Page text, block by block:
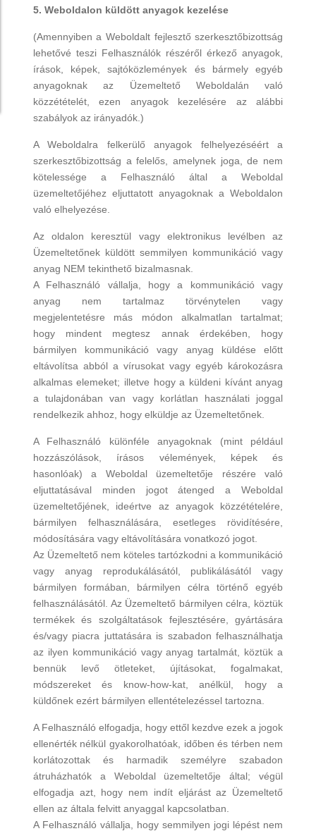
5. Weboldalon küldött anyagok kezelése
(Amennyiben a Weboldalt fejlesztő szerkesztőbizottság
lehetővé teszi Felhasználók részéről érkező anyagok,
írások, képek, sajtóközlemények és bármely egyéb
anyagoknak az Üzemeltető Weboldalán való
közzétételét, ezen anyagok kezelésére az alábbi
szabályok az irányadók.)
A Weboldalra felkerülő anyagok felhelyezéséért a
szerkesztőbizottság a felelős, amelynek joga, de nem
kötelessége a Felhasználó által a Weboldal
üzemeltetőjéhez eljuttatott anyagoknak a Weboldalon
való elhelyezése.
Az oldalon keresztül vagy elektronikus levélben az
Üzemeltetőnek küldött semmilyen kommunikáció vagy
anyag NEM tekinthető bizalmasnak.
A Felhasználó vállalja, hogy a kommunikáció vagy
anyag nem tartalmaz törvénytelen vagy
megjelentetésre más módon alkalmatlan tartalmat;
hogy mindent megtesz annak érdekében, hogy
bármilyen kommunikáció vagy anyag küldése előtt
eltávolítsa abból a vírusokat vagy egyéb károkozásra
alkalmas elemeket; illetve hogy a küldeni kívánt anyag
a tulajdonában van vagy korlátlan használati joggal
rendelkezik ahhoz, hogy elküldje az Üzemeltetőnek.
A Felhasználó különféle anyagoknak (mint például
hozzászólások, írásos vélemények, képek és
hasonlóak) a Weboldal üzemeltetője részére való
eljuttatásával minden jogot átenged a Weboldal
üzemeltetőjének, ideértve az anyagok közzétételére,
bármilyen felhasználására, esetleges rövidítésére,
módosítására vagy eltávolítására vonatkozó jogot.
Az Üzemeltető nem köteles tartózkodni a kommunikáció
vagy anyag reprodukálásától, publikálásától vagy
bármilyen formában, bármilyen célra történő egyéb
felhasználásától. Az Üzemeltető bármilyen célra, köztük
termékek és szolgáltatások fejlesztésére, gyártására
és/vagy piacra juttatására is szabadon felhasználhatja
az ilyen kommunikáció vagy anyag tartalmát, köztük a
bennük levő ötleteket, újításokat, fogalmakat,
módszereket és know-how-kat, anélkül, hogy a
küldőnek ezért bármilyen ellentételezéssel tartozna.
A Felhasználó elfogadja, hogy ettől kezdve ezek a jogok
ellenérték nélkül gyakorolhatóak, időben és térben nem
korlátozottak és harmadik személyre szabadon
átruházhatók a Weboldal üzemeltetője által; végül
elfogadja azt, hogy nem indít eljárást az Üzemeltető
ellen az általa felvitt anyaggal kapcsolatban.
A Felhasználó vállalja, hogy semmilyen jogi lépést nem